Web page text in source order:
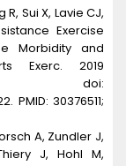
R, Sui X, Lavie CJ,
Exercise
Morbidity and
Exerc. 2019
doi:
PMID: 30376511;
A, Zundler J,
J, Hohl M,